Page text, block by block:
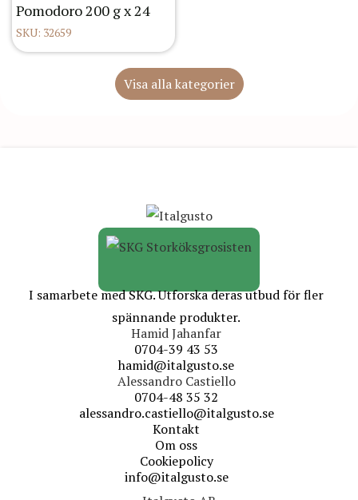
Pomodoro 200 g x 24
SKU: 32659
Visa alla kategorier
I samarbete med SKG. Utforska deras utbud för fler
spännande produkter.
Hamid Jahanfar
0704-39 43 53
hamid@italgusto.se
Alessandro Castiello
0704-48 35 32
alessandro.castiello@italgusto.se
Kontakt
Om oss
Cookiepolicy
info@italgusto.se